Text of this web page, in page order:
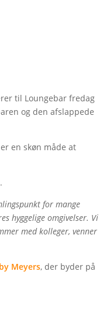
til Loungebar fredag
og den afslappede
en skøn måde at
for mange
hyggelige omgivelser. Vi
med kolleger, venner
Meyers, der byder på